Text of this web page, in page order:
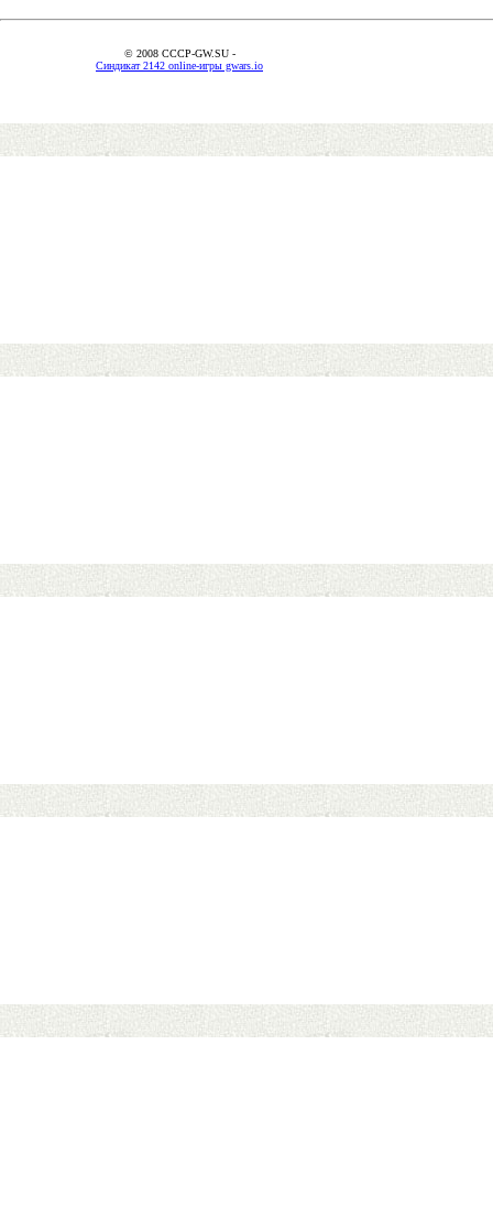
© 2008 CCCP-GW.SU -
Синдикат 2142 online-игры gwars.io